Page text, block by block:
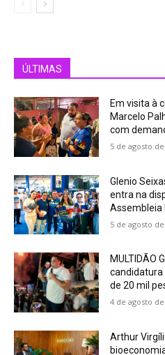
ÚLTIMAS
Em visita à
Marcelo
com
5 de agosto
Glenio
entra na
Assembleia
5 de agosto
MULTIDÃO
candidatura
de 20 mil
4 de agosto
Arthur